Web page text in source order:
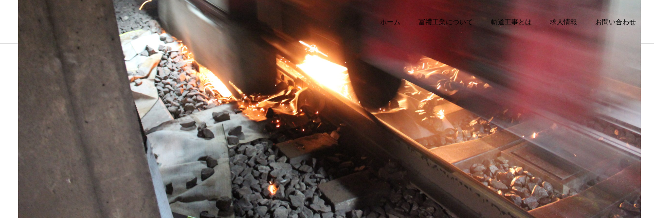
ホーム 冨禮工業について 軌道工事とは 求人情報 お問い合わせ
道床つき固め 道床交換 レール交換 レール削正
カテゴリー1
ブログサンプル5
カテゴリー1
ブログサンプル4
カテゴリー1 カテゴリー1
ブログサンプル2
カテゴリー1
ブログサンプル1
レール削正1106
レール削正1106